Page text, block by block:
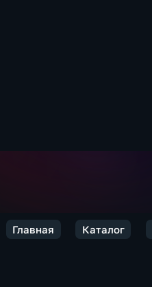
Главная Каталог